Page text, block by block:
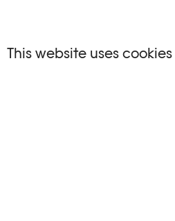
This website uses